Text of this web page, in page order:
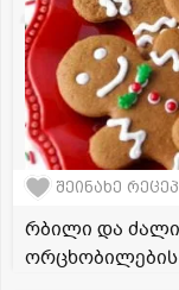
შეინახე
რბილი და
ორცხობილების